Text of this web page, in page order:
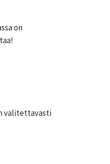
on
valitettavasti